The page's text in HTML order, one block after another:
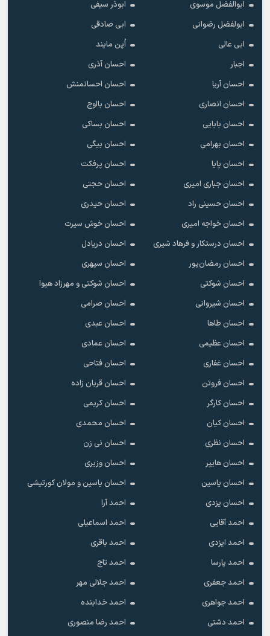
ابوالفضل موسوی
ابوذر سیفی
ابولفضل رضوانی
ابی صادقی
ابی عالی
اُپن مایند
اجبار
احسان آذری
احسان آریا
احسان احسانمنش
احسان انصاری
احسان بااوج
احسان بابایی
احسان بساکی
احسان بهرامی
احسان بیگی
احسان پایا
احسان پرفکت
احسان جباری امیری
احسان حجتی
احسان حسینی راد
احسان حیدری
احسان خواجه امیری
احسان خوش سیرت
احسان درستکار و فرهاد شیرى
احسان دریادل
احسان رمضان‌پور
احسان سپهری
احسان شوکتی
احسان شوکتی و مهرزاد هیوا
احسان شیروانی
احسان صرامی
احسان طاها
احسان عبدی
احسان عظیمی
احسان عمادی
احسان غفاری
احسان فتاحی
احسان فروتن
احسان قربان زاده
احسان کارگر
احسان کریمی
احسان کیان
احسان محمدی
احسان نظری
احسان نی زن
احسان هایپر
احسان وزیری
احسان یاسین
احسان یاسین و مولان کورتیشی
احسان یزدی
احمد آرا
احمد آقایی
احمد اسماعیلی
احمد ایزدی
احمد باقری
احمد پارسا
احمد تاج
احمد جعفری
احمد جلالی مهر
احمد جواهری
احمد خدابنده
احمد دشتی
احمد رضا منصوری